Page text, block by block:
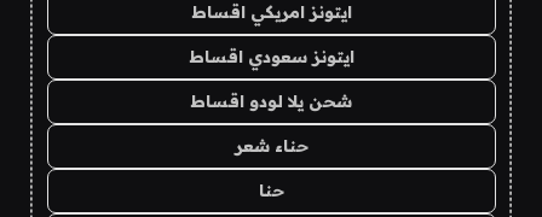
ايتونز امريكي اقساط
ايتونز سعودي اقساط
شحن يلا لودو اقساط
حناء شعر
حنا